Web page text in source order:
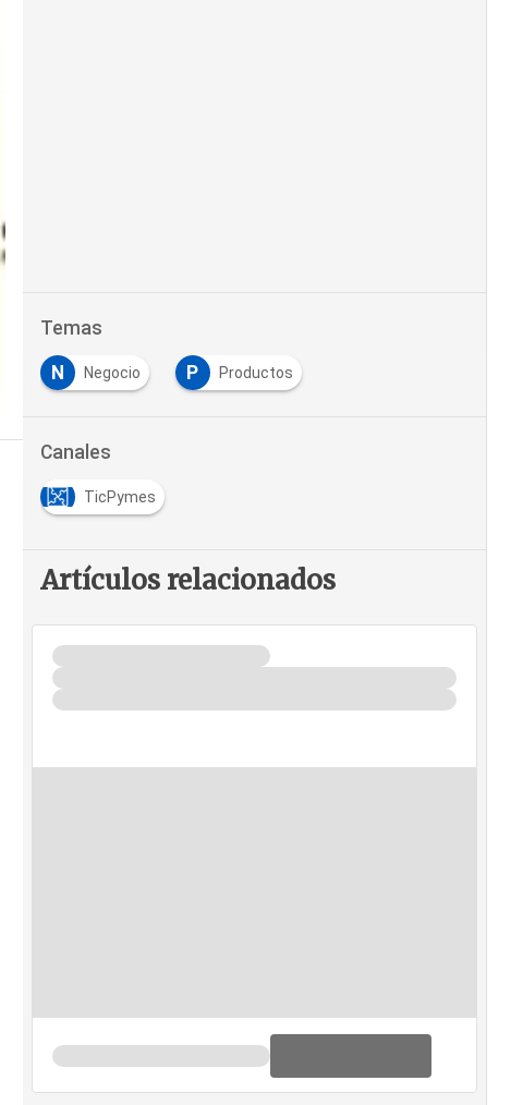
Temas
N Negocio P Productos
Canales
TicPymes
Artículos relacionados